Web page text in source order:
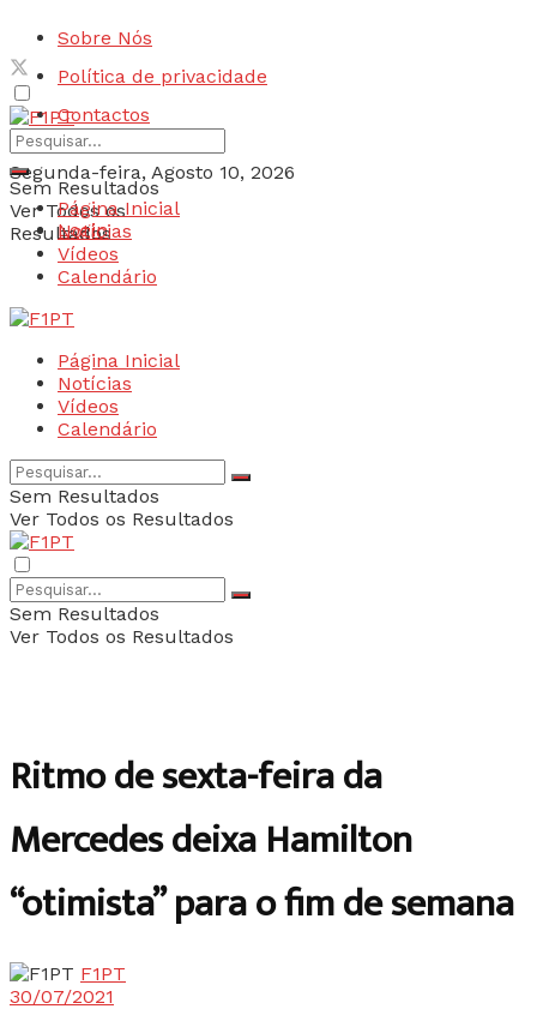
Sobre Nós
Política de privacidade
Contactos
Segunda-feira, Agosto 10, 2026
Login
Sem Resultados
Ver Todos os
Resultados
Página Inicial
Notícias
Vídeos
Calendário
Página Inicial
Notícias
Vídeos
Calendário
Sem Resultados
Ver Todos os Resultados
Sem Resultados
Ver Todos os Resultados
Ritmo de sexta-feira da
Mercedes deixa Hamilton
“otimista” para o fim de semana
F1PT
30/07/2021